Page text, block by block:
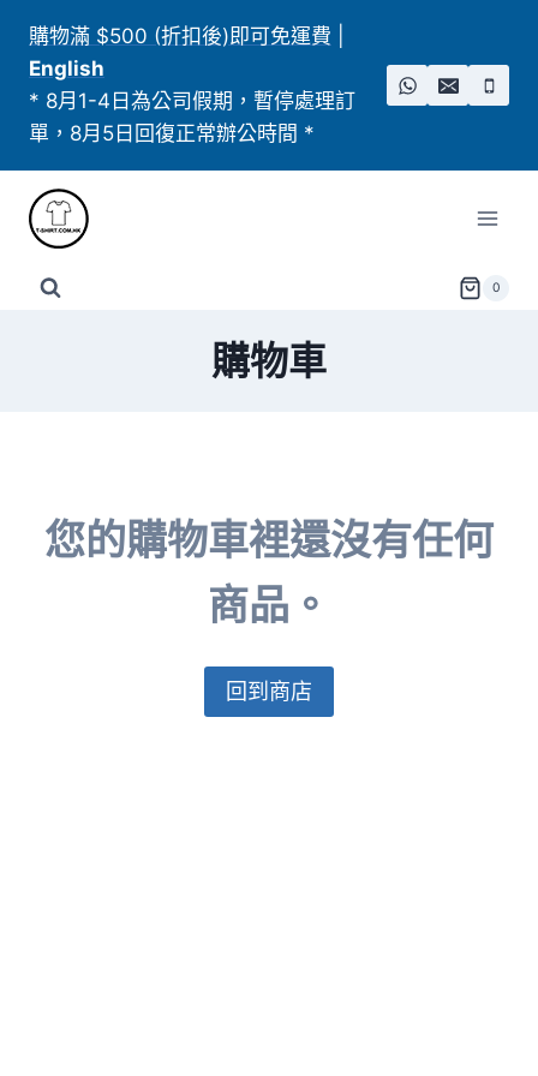
content
購物滿 $500 (折扣後)即可免運費
English
* 8月1-4日為公司假期，暫停處理訂
單，8月5日回復正常辦公時間 *
0
購物車
您的購物車裡還沒有任何
商品。
回到商店